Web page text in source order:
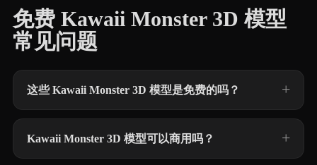
免费 Kawaii Monster 3D 模型
常见问题
这些 Kawaii Monster 3D 模型是免费的吗？
Kawaii Monster 3D 模型可以商用吗？